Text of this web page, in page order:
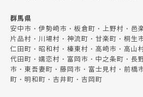
群馬県
安中市・伊勢崎市・板倉町・上野村・邑
片品村・川場村・神流町・甘楽町・桐生
仁田町・昭和村・榛東村・高崎市・高山
代田町・嬬恋村・富岡市・中之条町・長
市・東吾妻町・藤岡市・富士見村・前橋
町・明和町・吉井町・吉岡町